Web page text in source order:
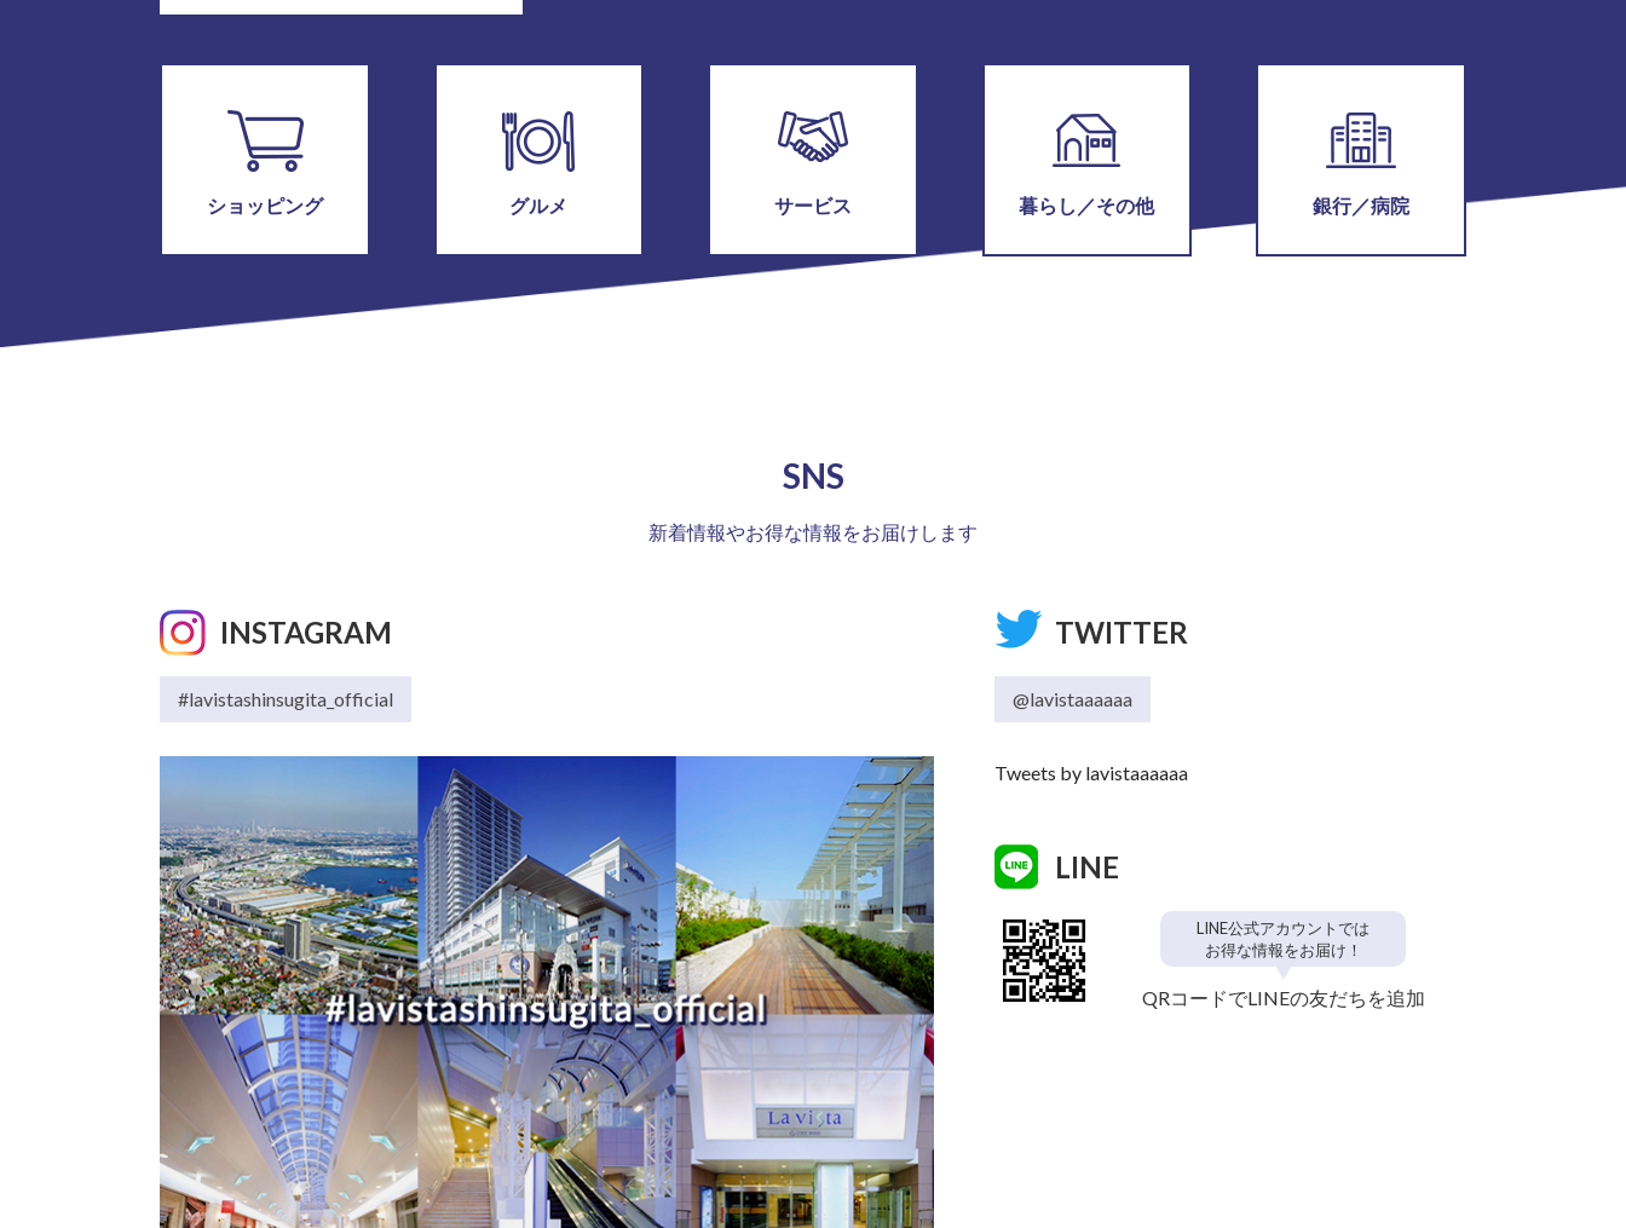
ショッピング グルメ サービス 暮らし／その他 銀行／病院
SNS
新着情報やお得な情報をお届けします
INSTAGRAM
#lavistashinsugita_official
TWITTER
@lavistaaaaaa
Tweets by lavistaaaaaa
LINE
LINE公式アカウントでは
お得な情報をお届け！
QRコードでLINEの友だちを追加